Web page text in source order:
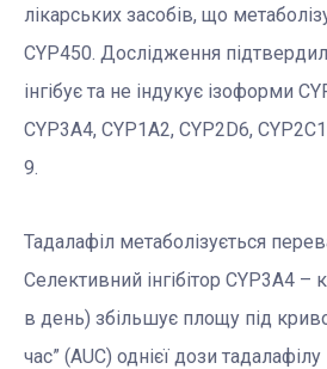
лікарських засобів, що
CYP450. Дослідження
інгібує та не індукує ізоформи
CYP3A4, CYP1A2, CYP2D6,
9.
Тадалафіл метаболізується
Селективний інгібітор CYP3A4
в день) збільшує площу під
час” (AUC) однієї дози